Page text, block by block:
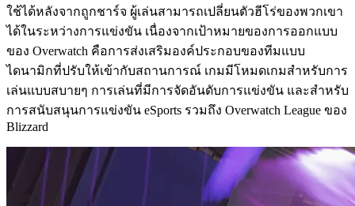
ใช้ได้หลังจากถูกชาร์จ ผู้เล่นสามารถเปลี่ยนตัวฮีโร่ของพวกเขา
ได้ในระหว่างการแข่งขัน เนื่องจากเป้าหมายของการออกแบบ
ของ Overwatch คือการส่งเสริมองค์ประกอบของทีมแบบ
ไดนามิกที่ปรับให้เข้ากับสถานการณ์ เกมมีโหมดเกมสำหรับการ
เล่นแบบสบายๆ การเล่นที่มีการจัดอันดับการแข่งขัน และสำหรับ
การสนับสนุนการแข่งขัน eSports รวมถึง Overwatch League ของ
Blizzard